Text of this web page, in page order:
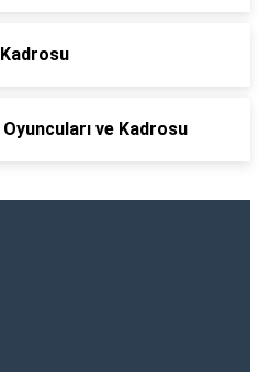
ve Kadrosu